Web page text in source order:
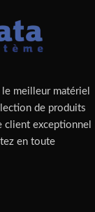
meilleur matériel
de produits
client exceptionnel
en toute